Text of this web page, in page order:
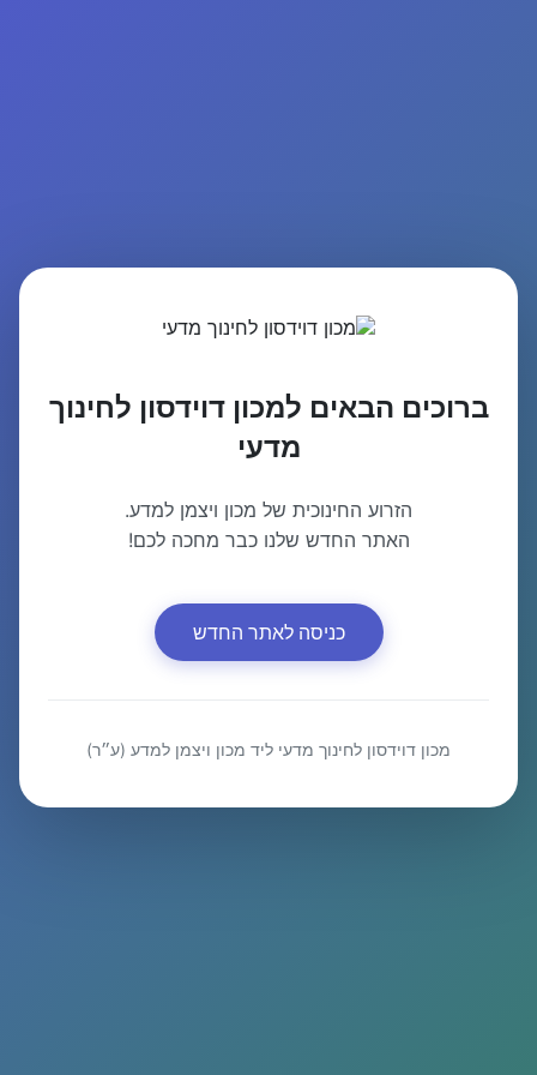
ברוכים הבאים למכון דוידסון לחינוך
מדעי
הזרוע החינוכית של מכון ויצמן למדע.
האתר החדש שלנו כבר מחכה לכם!
כניסה לאתר החדש
מכון דוידסון לחינוך מדעי ליד מכון ויצמן למדע (ע״ר)